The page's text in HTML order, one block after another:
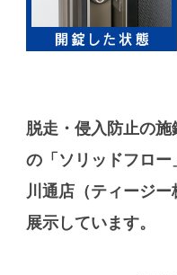
脱走・侵入防止の
の「ソリッドフロ
川通店（ティージ
展示しています。